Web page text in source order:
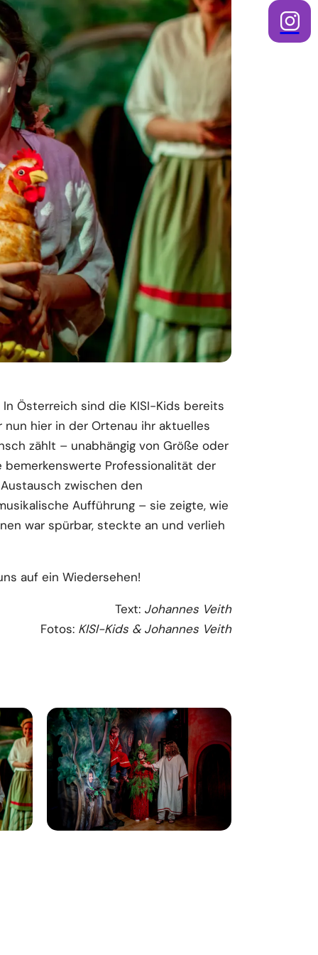
In Österreich sind die KISI-Kids bereits
hier in der Ortenau ihr aktuelles
zählt – unabhängig von Größe oder
Professionalität der
zwischen den
Aufführung – sie zeigte, wie
war spürbar, steckte an und verlieh
auf ein Wiedersehen!
Text: Johannes Veith
Fotos: KISI-Kids & Johannes Veith